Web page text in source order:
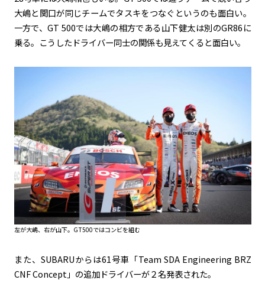
大嶋と関口が同じチームでタスキをつなぐというのも面白い。
一方で、GT 500では大嶋の相方である山下健太は別のGR86に
乗る。こうしたドライバー同士の関係も見えてくると面白い。
左が大嶋、右が山下。GT500ではコンビを組む
また、 SUBARUからは61号車「Team SDA Engineering BRZ
CNF Concept 」の追加ドライバーが２名発表された。